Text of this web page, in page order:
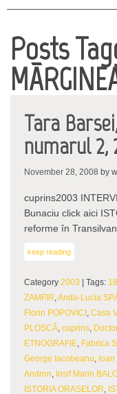
Posts
Tara
numarul 2,
November 28, 2008 by
cuprins2003
Bunaciu click aici
reforme în
keep reading
Category 2003 | Tags:
ZAMFIR,Anda-Lucia
Florin POPOVICI , Casa
PLOSCÃ, cuprins,
ETNOGRAFIE, Fabrica
George Iacobeanu,
Andron, Iosif Marin
ISTORIA ORASELOR,